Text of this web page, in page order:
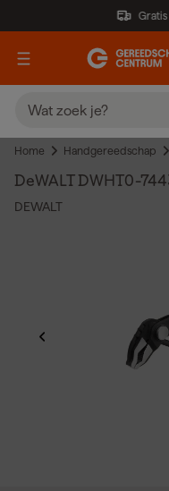
Home Handgereedschap
DeWALT DWHT0-
DEWALT